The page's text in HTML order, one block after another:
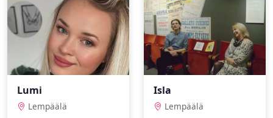
Lumi
Lempäälä
Isla
Lempäälä